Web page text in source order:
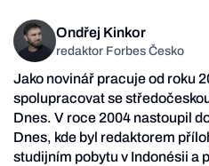
Ondřej Kinkor
redaktor Forbes Česko
Jako novinář pracuje od roku
spolupracovat se
Dnes. V roce 2004 nastoupil
Dnes, kde byl redaktorem
studijním pobytu v Indonésii a